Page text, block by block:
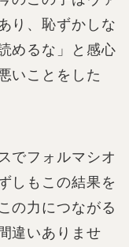
り、恥ずかしな
めるな」と感心
いことをした
でフォルマシオ
しもこの結果を
の力につながる
違いありませ